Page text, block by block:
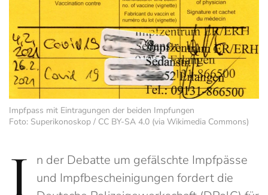
Impfpass mit Eintragungen der beiden Impfungen
Foto: Superikonoskop / CC BY-SA 4.0 (via Wikimedia Commons)
I
n der Debatte um gefälschte Impfpässe
und Impfbescheinigungen fordert die